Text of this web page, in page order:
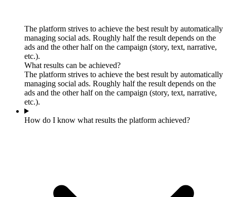
The platform strives to achieve the best result by automatically
managing social ads. Roughly half the result depends on the
ads and the other half on the campaign (story, text, narrative,
etc.).
What results can be achieved?
The platform strives to achieve the best result by automatically
managing social ads. Roughly half the result depends on the
ads and the other half on the campaign (story, text, narrative,
etc.).
How do I know what results the platform achieved?